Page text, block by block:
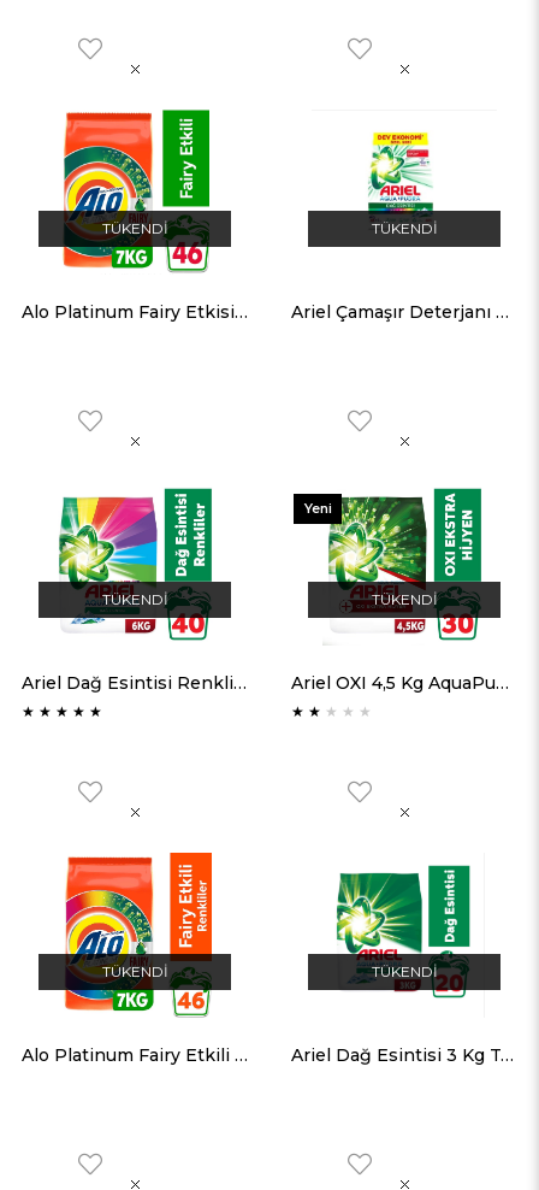
TÜKENDI
Alo Platinum Fairy Etkisi Beyazlar 7 Kg Toz Deterjan
TÜKENDI
Ariel Çamaşır Deterjanı Dağ Esintisi 6 Kg
TÜKENDI
Ariel Dağ Esintisi Renklilere Özel 6 kg AquaPudra Toz Çamaşır Deterjanı
★ ★ ★ ★ ★
TÜKENDI
Ariel OXI 4,5 Kg AquaPudra Toz Çamaşır Deterjanı
★ ★ ★ ★ ★
Yeni
Ürün
TÜKENDI
Alo Platinum Fairy Etkili Renkliler 7Kg Toz Deterjan
TÜKENDI
Ariel Dağ Esintisi 3 Kg Toz Deterjan